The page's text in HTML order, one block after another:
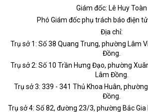
Giám đốc: Lê Huy Toàn
Phó Giám đốc phụ trách báo điện
Địa chỉ:
Trụ sở 1: Số 38 Quang Trung, phường Lâm
Đồng.
Trụ sở 2: Số 10 Trần Hưng Đạo, phường
Lâm Đồng.
Trụ sở 3: 339 - 341 Thủ Khoa Huân,
Đồng.
Trụ sở 4: Số 82, đường 23/3, phường Bắc Gia